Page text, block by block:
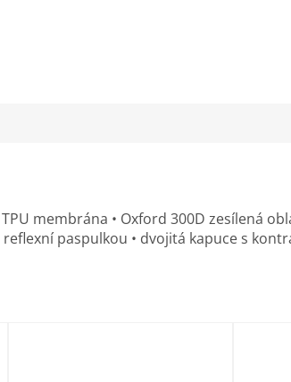
membrána • Oxford 300D zesílená
paspulkou • dvojitá kapuce s